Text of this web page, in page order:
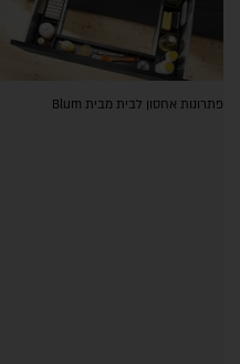
פתרונות אחסון לבית מבית Blum